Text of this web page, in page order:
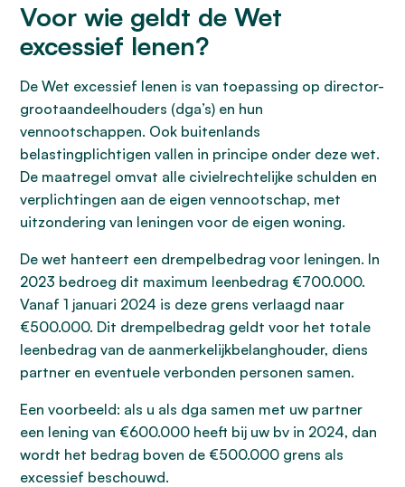
Voor wie geldt de Wet
excessief lenen?
De Wet excessief lenen is van toepassing op director-
grootaandeelhouders (dga’s) en hun
vennootschappen. Ook buitenlands
belastingplichtigen vallen in principe onder deze wet.
De maatregel omvat alle civielrechtelijke schulden en
verplichtingen aan de eigen vennootschap, met
uitzondering van leningen voor de eigen woning.
De wet hanteert een drempelbedrag voor leningen. In
2023 bedroeg dit maximum leenbedrag €700.000.
Vanaf 1 januari 2024 is deze grens verlaagd naar
€500.000. Dit drempelbedrag geldt voor het totale
leenbedrag van de aanmerkelijkbelanghouder, diens
partner en eventuele verbonden personen samen.
Een voorbeeld: als u als dga samen met uw partner
een lening van €600.000 heeft bij uw bv in 2024, dan
wordt het bedrag boven de €500.000 grens als
excessief beschouwd.